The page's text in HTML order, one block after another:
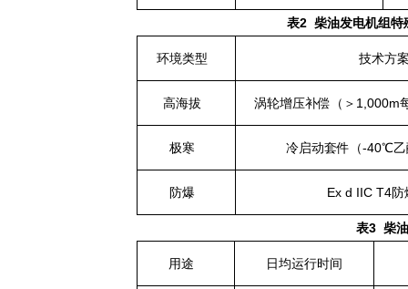
表2 柴油发电机组特
环境类型 技术方
高海拔 涡轮增压补偿（＞1,000m
极寒 冷启动套件（-40℃乙
防爆 Ex d IIC T4防
表3 柴
用途 日均运行时间